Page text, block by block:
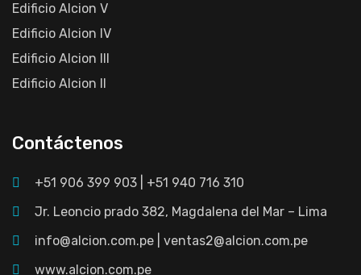
Edificio Alcion V
Edificio Alcion IV
Edificio Alcion III
Edificio Alcion II
Contáctenos
+51 906 399 903 | +51 940 716 310
Jr. Leoncio prado 382, Magdalena del Mar – Lima
info@alcion.com.pe
ventas2@alcion.com.pe
www.alcion.com.pe